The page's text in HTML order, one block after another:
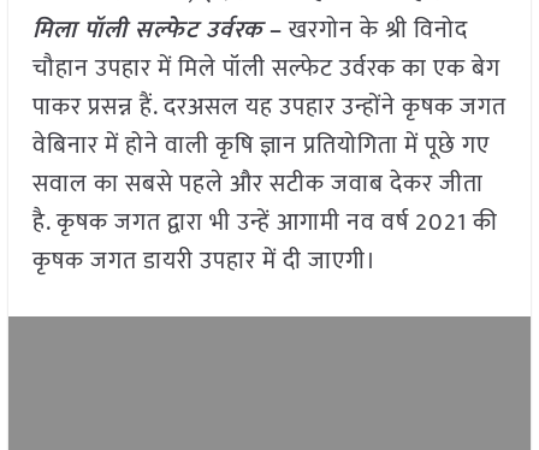
मिला पॉली सल्फेट उर्वरक–खरगोन के श्री विनोद
चौहान उपहार में मिले पॉली सल्फेट उर्वरक का एक बेग
पाकर प्रसन्न हैं. दरअसल यह उपहार उन्होंने कृषक जगत
वेबिनार में होने वाली कृषि ज्ञान प्रतियोगिता में पूछे गए
सवाल का सबसे पहले और सटीक जवाब देकर जीता
है. कृषक जगत द्वारा भी उन्हें आगामी नव वर्ष 2021 की
कृषक जगत डायरी उपहार में दी जाएगी।